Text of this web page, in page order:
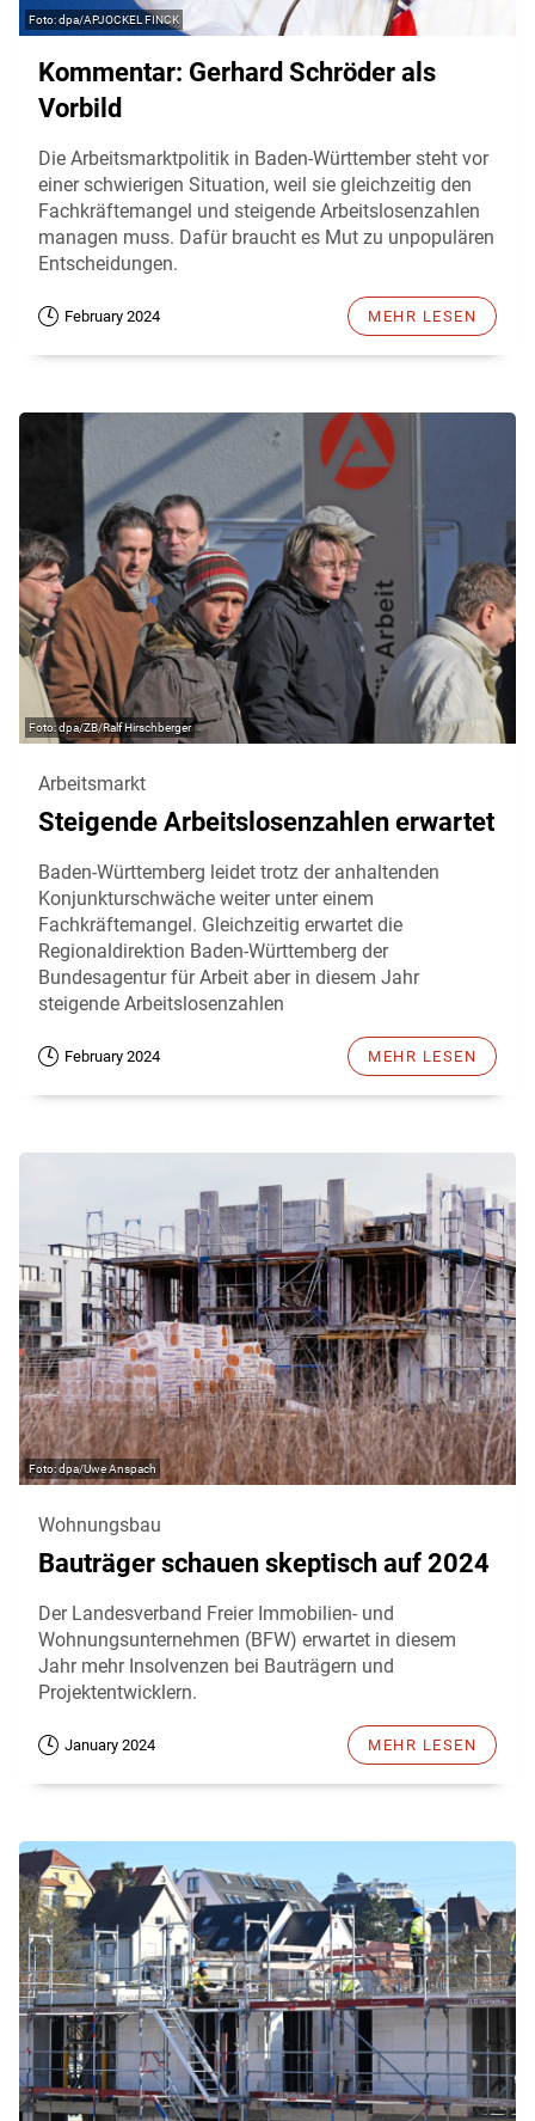
dpa/APJOCKEL FINCK
Kommentar: Gerhard Schröder als
Vorbild
Die Arbeitsmarktpolitik in Baden-Württember steht vor
einer schwierigen Situation, weil sie gleichzeitig den
Fachkräftemangel und steigende Arbeitslosenzahlen
managen muss. Dafür braucht es Mut zu unpopulären
Entscheidungen.
February 2024 MEHR LESEN
dpa/ZB/Ralf Hirschberger
Arbeitsmarkt
Steigende Arbeitslosenzahlen erwartet
Baden-Württemberg leidet trotz der anhaltenden
Konjunkturschwäche weiter unter einem
Fachkräftemangel. Gleichzeitig erwartet die
Regionaldirektion Baden-Württemberg der
Bundesagentur für Arbeit aber in diesem Jahr
steigende Arbeitslosenzahlen
February 2024 MEHR LESEN
dpa/Uwe Anspach
Wohnungsbau
Bauträger schauen skeptisch auf 2024
Der Landesverband Freier Immobilien- und
Wohnungsunternehmen (BFW) erwartet in diesem
Jahr mehr Insolvenzen bei Bauträgern und
Projektentwicklern.
January 2024 MEHR LESEN